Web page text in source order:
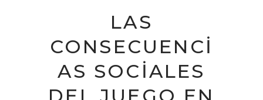
LAS
CONSECUENCI
AS SOCIALES